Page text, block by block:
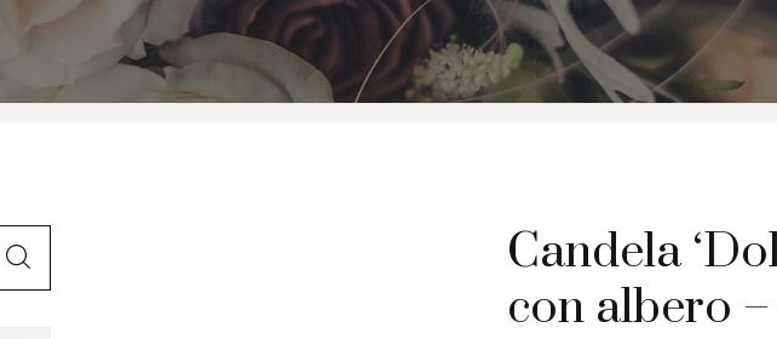
Polello
Alisia
Candela
con albero